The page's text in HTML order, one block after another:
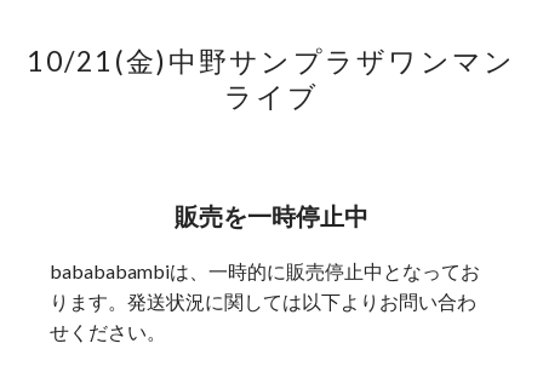
10/21(金)中野サンプラザワンマン
ライブ
販売を一時停止中
babababambiは、一時的に販売停止中となってお
ります。発送状況に関しては以下よりお問い合わ
せください。